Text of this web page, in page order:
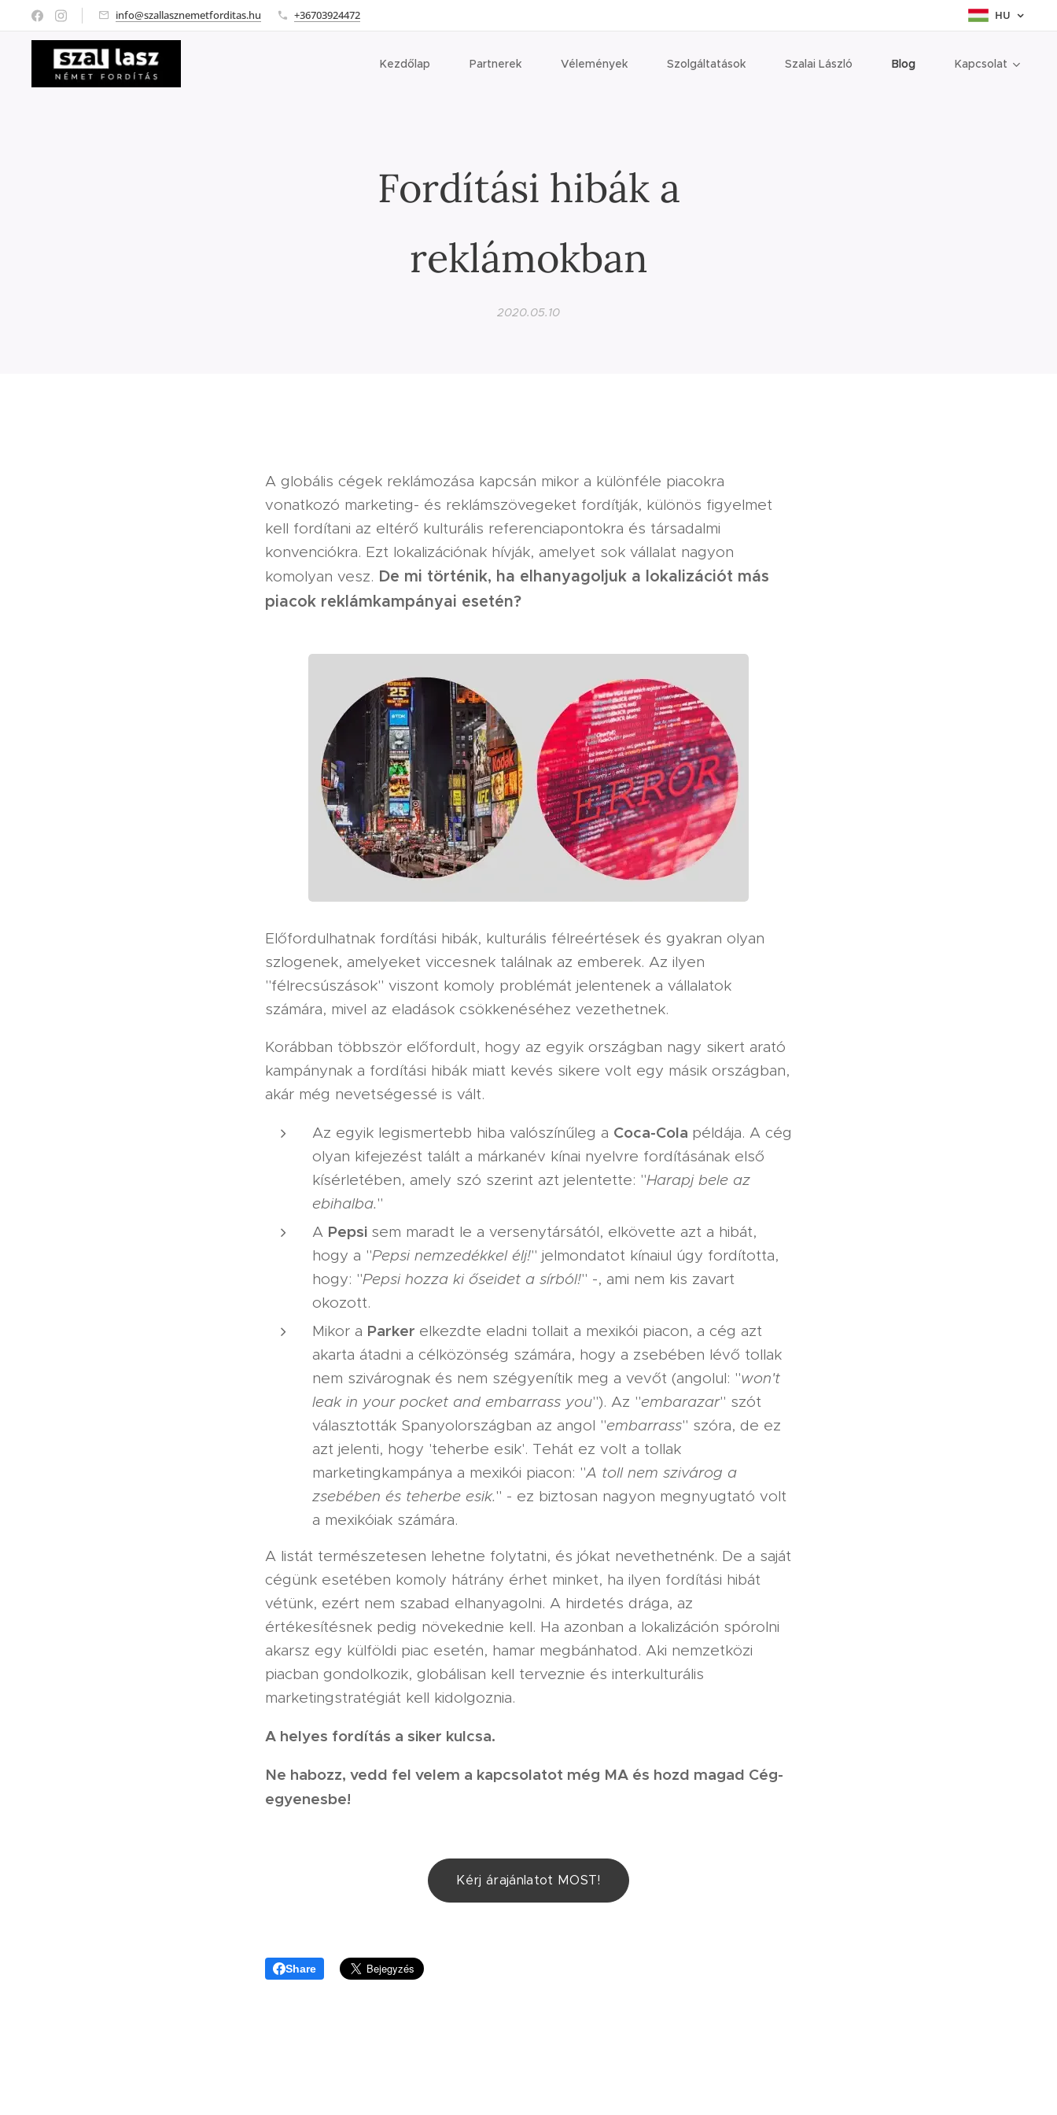
info@szallasznemetforditas.hu +36703924472 HU
Kezdőlap Partnerek Vélemények Szolgáltatások Szalai László Blog Kapcsolat
Fordítási hibák a
reklámokban
2020.05.10
A globális cégek reklámozása kapcsán mikor a különféle piacokra
vonatkozó marketing- és reklámszövegeket fordítják, különös figyelmet
kell fordítani az eltérő kulturális referenciapontokra és társadalmi
konvenciókra. Ezt lokalizációnak hívják, amelyet sok vállalat nagyon
komolyan vesz. De mi történik, ha elhanyagoljuk a lokalizációt más
piacok reklámkampányai esetén?
Előfordulhatnak fordítási hibák, kulturális félreértések és gyakran olyan
szlogenek, amelyeket viccesnek találnak az emberek. Az ilyen
"félrecsúszások" viszont komoly problémát jelentenek a vállalatok
számára, mivel az eladások csökkenéséhez vezethetnek.
Korábban többször előfordult, hogy az egyik országban nagy sikert arató
kampánynak a fordítási hibák miatt kevés sikere volt egy másik országban,
akár még nevetségessé is vált.
Az egyik legismertebb hiba valószínűleg a Coca-Cola példája. A cég
olyan kifejezést talált a márkanév kínai nyelvre fordításának első
kísérletében, amely szó szerint azt jelentette: "Harapj bele az
ebihalba."
A Pepsi sem maradt le a versenytársától, elkövette azt a hibát,
hogy a "Pepsi nemzedékkel élj!" jelmondatot kínaiul úgy fordította,
hogy: "Pepsi hozza ki őseidet a sírból!" -, ami nem kis zavart
okozott.
Mikor a Parker elkezdte eladni tollait a mexikói piacon, a cég azt
akarta átadni a célközönség számára, hogy a zsebében lévő tollak
nem szivárognak és nem szégyenítik meg a vevőt (angolul: "won't
leak in your pocket and embarrass you"). Az "embarazar" szót
választották Spanyolországban az angol "embarrass" szóra, de ez
azt jelenti, hogy 'teherbe esik'. Tehát ez volt a tollak
marketingkampánya a mexikói piacon: "A toll nem szivárog a
zsebében és teherbe esik." - ez biztosan nagyon megnyugtató volt
a mexikóiak számára.
A listát természetesen lehetne folytatni, és jókat nevethetnénk. De a saját
cégünk esetében komoly hátrány érhet minket, ha ilyen fordítási hibát
vétünk, ezért nem szabad elhanyagolni. A hirdetés drága, az
értékesítésnek pedig növekednie kell. Ha azonban a lokalizáción spórolni
akarsz egy külföldi piac esetén, hamar megbánhatod. Aki nemzetközi
piacban gondolkozik, globálisan kell terveznie és interkulturális
marketingstratégiát kell kidolgoznia.
A helyes fordítás a siker kulcsa.
Ne habozz, vedd fel velem a kapcsolatot még MA és hozd magad Cég-
egyenesbe!
Kérj árajánlatot MOST!
Share